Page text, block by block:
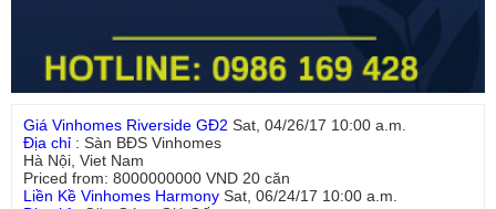
Giá Vinhomes Riverside GĐ2 Sat, 04/26/17 10:00 a.m.
Địa chỉ : Sàn BĐS Vinhomes
Hà Nội, Viet Nam
Priced from: 8000000000 VND 20 căn
Liền Kề Vinhomes Harmony Sat, 06/24/17 10:00 a.m.